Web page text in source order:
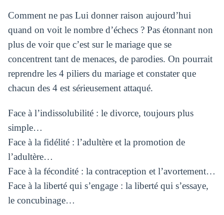
Comment ne pas Lui donner raison aujourd’hui
quand on voit le nombre d’échecs ? Pas étonnant non
plus de voir que c’est sur le mariage que se
concentrent tant de menaces, de parodies. On pourrait
reprendre les 4 piliers du mariage et constater que
chacun des 4 est sérieusement attaqué.
Face à l’indissolubilité : le divorce, toujours plus
simple…
Face à la fidélité : l’adultère et la promotion de
l’adultère…
Face à la fécondité : la contraception et l’avortement…
Face à la liberté qui s’engage : la liberté qui s’essaye,
le concubinage…